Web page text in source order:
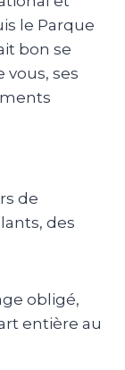
le Parque
bon se
vous, ses
de
des
obligé,
entière au